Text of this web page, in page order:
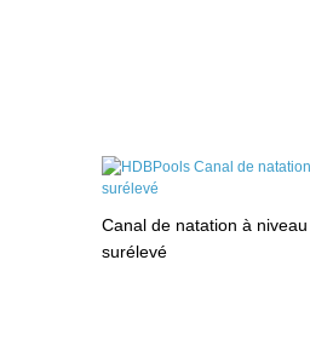
Canal de natation à niveau
surélevé